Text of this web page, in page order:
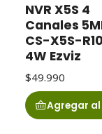
NVR X5S 4
Canales
CS-X5S-
4W Ezviz
$49.990
Agregar